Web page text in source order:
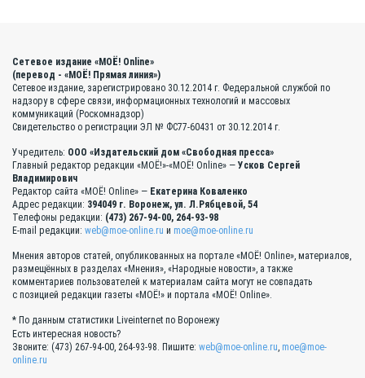
Сетевое издание «МОЁ! Online»
(перевод - «МОЁ! Прямая линия»)
Сетевое издание, зарегистрировано 30.12.2014 г. Федеральной службой по
надзору в сфере связи, информационных технологий и массовых
коммуникаций (Роскомнадзор)
Свидетельство о регистрации ЭЛ № ФС77-60431 от 30.12.2014 г.
Учредитель: ООО «Издательский дом «Свободная пресса»
Главный редактор редакции «МОЁ!»-«МОЁ! Online» — Усков Сергей
Владимирович
Редактор сайта «МОЁ! Online» — Екатерина Коваленко
Адрес редакции: 394049 г. Воронеж, ул. Л.Рябцевой, 54
Телефоны редакции: (473) 267-94-00, 264-93-98
E-mail редакции: web@moe-online.ru и moe@moe-online.ru
Мнения авторов статей, опубликованных на портале «МОЁ! Online», материалов,
размещённых в разделах «Мнения», «Народные новости», а также
комментариев пользователей к материалам сайта могут не совпадать
с позицией редакции газеты «МОЁ!» и портала «МОЁ! Online».
* По данным статистики Liveinternet по Воронежу
Есть интересная новость?
Звоните: (473) 267-94-00, 264-93-98. Пишите: web@moe-online.ru, moe@moe-
online.ru